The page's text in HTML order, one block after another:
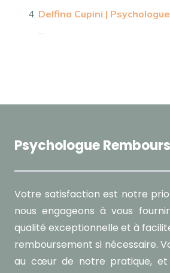
Delfina Cupini |
Psychologue
Votre satisfaction est notre
nous engageons à vous
qualité exceptionnelle et à
remboursement si nécessaire.
au cœur de notre pratique, et